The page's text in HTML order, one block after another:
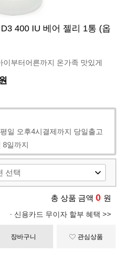
400 IU 베어 젤리 1통 (옵
부터어른까지 온가족 맛있게
일 오후4시결제까지 당일출고
8일까지
총 상품 금액 0 원
· 신용카드 무이자 할부 혜택 >>
장바구니 관심상품